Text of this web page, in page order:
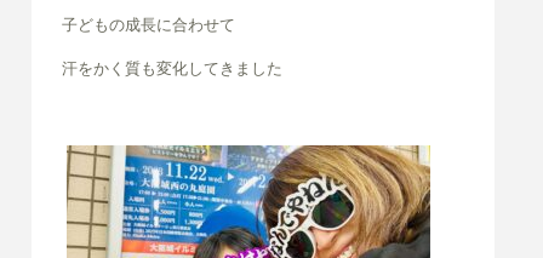
子どもの成長に合わせて
汗をかく質も変化してきました